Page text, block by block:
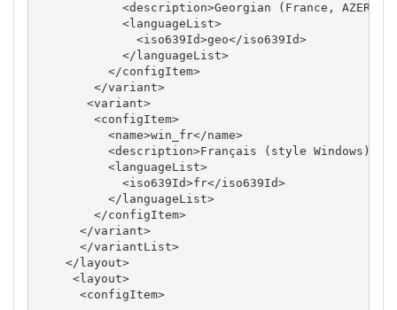
<description>Georgian (France, AZERTY
<languageList>
<iso639Id>geo</iso639Id>
</languageList>
</configItem>
</variant>
<variant>
<configItem>
<name>win_fr</name>
<description>Français (style Windows)
<languageList>
<iso639Id>fr</iso639Id>
</languageList>
</configItem>
</variant>
</variantList>
</layout>
<layout>
<configItem>